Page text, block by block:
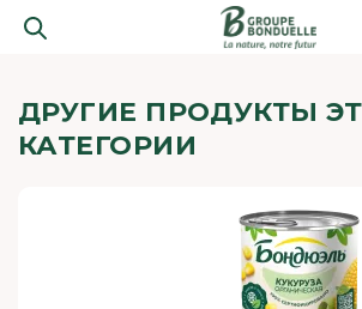
ДРУГИЕ ПРОДУКТЫ
КАТЕГОРИИ